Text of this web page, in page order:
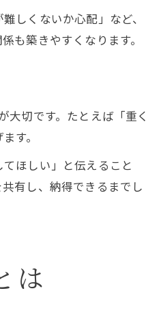
しくないか心配」など、
も築きやすくなります。
切です。たとえば「重く
す。
ほしい」と伝えること
有し、納得できるまでし
は